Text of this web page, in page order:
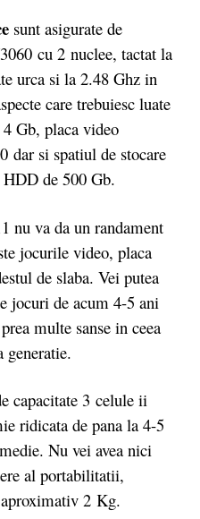
sunt asigurate de
cu 2 nuclee, tactat la
urca si la 2.48 Ghz in
care trebuiesc luate
Gb, placa video
dar si spatiul de stocare
HDD de 500 Gb.
va da un randament
jocurile video, placa
de slaba. Vei putea
jocuri de acum 4-5 ani
multe sanse in ceea
3 celule ii
ridicata de pana la 4-5
Nu vei avea nici
al portabilitatii,
aproximativ 2 Kg.